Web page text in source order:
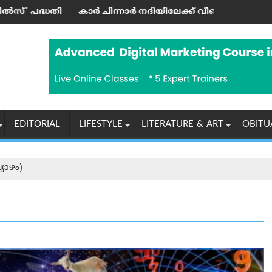
ഉദ്ഘാടനം ചെയ്തു
ചിന്നാര്‍ നദിയിലേക്ക് വീണ് ഒരാള്‍ മരിച്ചു; മൂന്നു പേര്‍ക്ക്
EDITORIAL LIFESTYLE LITERATURE & ART